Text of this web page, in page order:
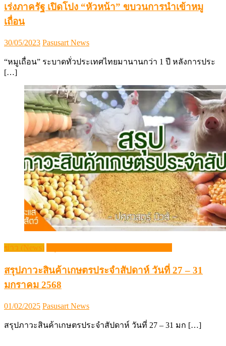
เร่งภาครัฐ เปิดโปง “หัวหน้า” ขบวนการนำเข้าหมู
เถื่อน
Posted
30/05/2023 Author
Pasusart News
“หมูเถื่อน” ระบาดทั่วประเทศไทยมานานกว่า 1 ปี หลังการประ
[…]
ข่าว (News)
สรุปภาวะสินค้าเกษตรประจำสัปดาห์ วันที่ 27 – 31
มกราคม 2568
Posted
01/02/2025 Author
Pasusart News
สรุปภาวะสินค้าเกษตรประจำสัปดาห์ วันที่ 27 – 31 มก […]